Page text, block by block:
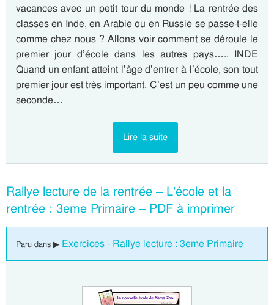
vacances avec un petit tour du monde ! La rentrée des
classes en Inde, en Arabie ou en Russie se passe-t-elle
comme chez nous ? Allons voir comment se déroule le
premier jour d’école dans les autres pays….. INDE
Quand un enfant atteint l’âge d’entrer à l’école, son tout
premier jour est très important. C’est un peu comme une
seconde…
Lire la suite
Rallye lecture de la rentrée – L’école et la
rentrée : 3eme Primaire – PDF à imprimer
Paru dans ▶ Exercices - Rallye lecture : 3eme Primaire